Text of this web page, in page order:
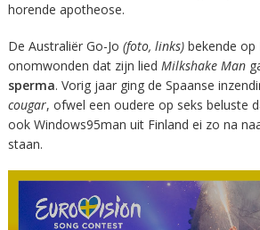
horende apotheose.
De Australiër Go-Jo (foto, links)bekende op
onomwonden dat zijn lied Milkshake Man
sperma. Vorig jaar ging de Spaanse
cougar, ofwel een oudere op seks beluste
ook Windows95man uit Finland ei zo na
staan.